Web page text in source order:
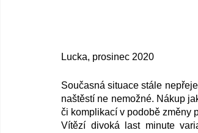
Lucka, prosinec 2020
Současná situace stále
naštěstí ne nemožné. Nákup
či komplikací v podobě změny
Vítězí divoká last minute